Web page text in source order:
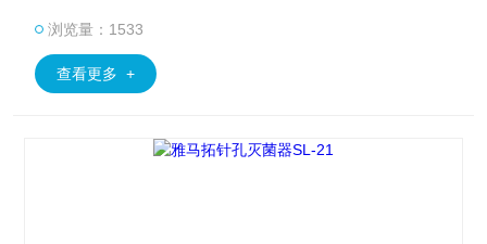
浏览量：1533
查看更多 +